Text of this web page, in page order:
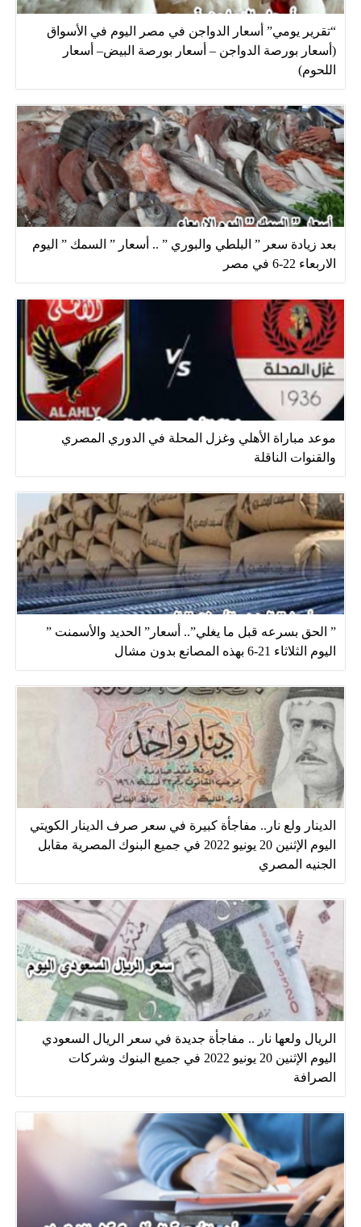
“تقرير يومي” أسعار الدواجن في مصر اليوم في الأسواق
(أسعار بورصة الدواجن – أسعار بورصة البيض– أسعار
اللحوم)
بعد زيادة سعر ” البلطي والبوري ” .. أسعار ” السمك ” اليوم
الاربعاء 22-6 في مصر
موعد مباراة الأهلي وغزل المحلة في الدوري المصري
والقنوات الناقلة
” الحق بسرعه قبل ما يغلي”.. أسعار” الحديد والأسمنت ”
اليوم الثلاثاء 21-6 بهذه المصانع بدون مشال
الدينار ولع نار.. مفاجأة كبيرة في سعر صرف الدينار الكويتي
اليوم الإثنين 20 يونيو 2022 في جميع البنوك المصرية مقابل
الجنيه المصري
الريال ولعها نار .. مفاجأة جديدة في سعر الريال السعودي
اليوم الإثنين 20 يونيو 2022 في جميع البنوك وشركات
الصرافة